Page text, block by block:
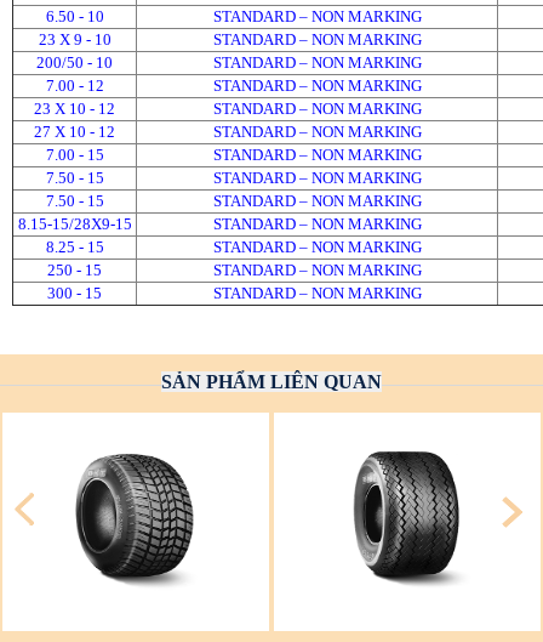
6.50 - 10
STANDARD – NON MARKING
23 X 9 - 10
STANDARD – NON MARKING
200/50 - 10
STANDARD – NON MARKING
7.00 - 12
STANDARD – NON MARKING
23 X 10 - 12
STANDARD – NON MARKING
27 X 10 - 12
STANDARD – NON MARKING
7.00 - 15
STANDARD – NON MARKING
7.50 - 15
STANDARD – NON MARKING
7.50 - 15
STANDARD – NON MARKING
8.15-15/28X9-15
STANDARD – NON MARKING
8.25 - 15
STANDARD – NON MARKING
250 - 15
STANDARD – NON MARKING
300 - 15
STANDARD – NON MARKING
SẢN PHẨM LIÊN QUAN